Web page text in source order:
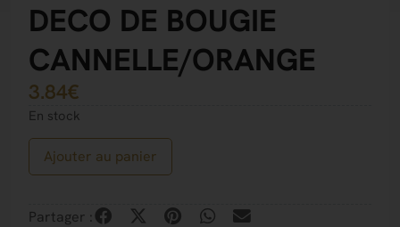
DECO DE BOUGIE
CANNELLE/ORANGE
3.84€
En stock
Ajouter au panier
Partager :